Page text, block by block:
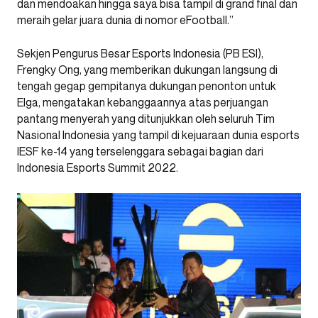
dan mendoakan hingga saya bisa tampil di grand final dan
meraih gelar juara dunia di nomor eFootball.”
Sekjen Pengurus Besar Esports Indonesia (PB ESI),
Frengky Ong, yang memberikan dukungan langsung di
tengah gegap gempitanya dukungan penonton untuk
Elga, mengatakan kebanggaannya atas perjuangan
pantang menyerah yang ditunjukkan oleh seluruh Tim
Nasional Indonesia yang tampil di kejuaraan dunia esports
IESF ke-14 yang terselenggara sebagai bagian dari
Indonesia Esports Summit 2022.